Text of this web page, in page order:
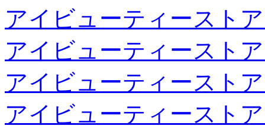
アイビューティースト
アイビューティースト
アイビューティースト
アイビューティースト